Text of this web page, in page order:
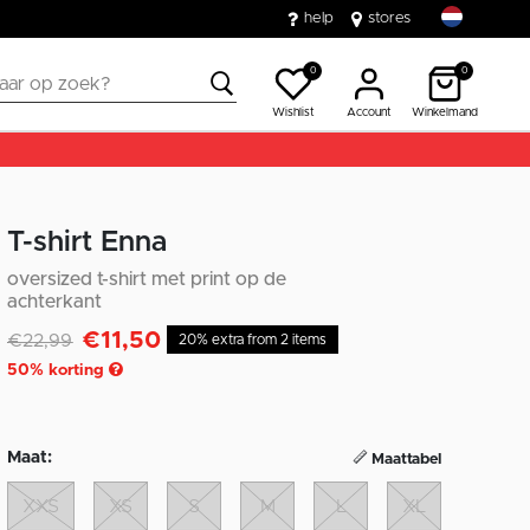
help stores
0
Wishlist Account
0
Winkelmand
T-shirt Enna
oversized t-shirt met print op de
achterkant
Afgeprijsd van
€22,99naar
€11,50
50% korting
20% extra from 2 items
Maat: Maattabel
XXS XS S M L XL